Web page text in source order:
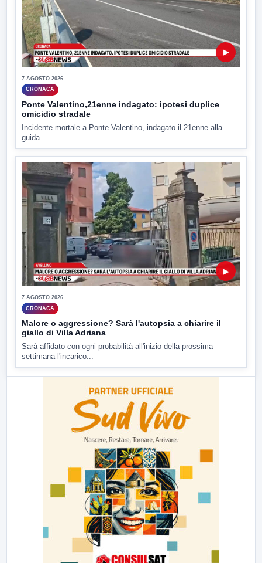
▶
7 AGOSTO 2026
CRONACA
Ponte Valentino,21enne indagato: ipotesi duplice
omicidio stradale
Incidente mortale a Ponte Valentino, indagato il 21enne alla
guida...
▶
7 AGOSTO 2026
CRONACA
Malore o aggressione? Sarà l'autopsia a chiarire il
giallo di Villa Adriana
Sarà affidato con ogni probabilità all'inizio della prossima
settimana l'incarico...